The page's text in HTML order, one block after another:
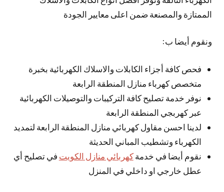
الممتازة والمصنعة ضمن اعلى معايير الجودة
ونقوم أيضا ب:
فحص كافة أجزاء الكابلات والاسلاك الكهربائية بخبرة
متخصص كهرباء منازل المنطقة الرابعة
نوفر خدمة تصليح كافة التركيبات والتوصيلات الكهربائية
عبر كهربجي المنطقة الرابعة
لدينا احسن مقاول كهربائي منازل المنطقة الرابعة لتمديد
الكهرباء وتشطيب المباني الحديثة
نقوم أيضا في خدمةكهربائي منازل الكويت في تصليح أي
عطل خارجي او داخلي في المنزل